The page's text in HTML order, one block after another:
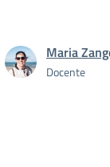
Maria
Docente